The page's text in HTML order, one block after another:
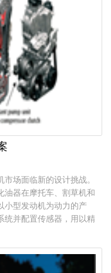
场面临新的设计挑战。
油器在摩托车、割草机和
小型发动机为动力的产
统并配置传感器，用以精